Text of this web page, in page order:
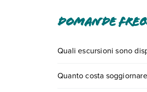
Domande
Quali escursioni sono
0721.17231 oprenotando
Quanto costa